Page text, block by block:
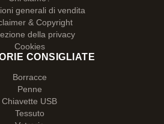
generali di vendita
& Copyright
della privacy
Cookies
CONSIGLIATE
Borracce
Penne
Chiavette USB
Tessuto